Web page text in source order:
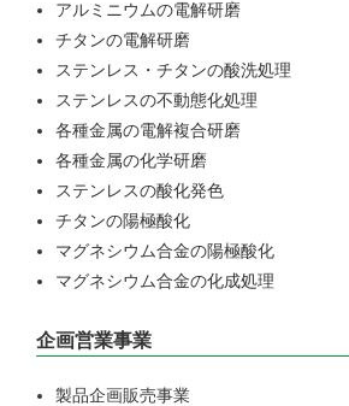
アルミニウムの電解研磨
チタンの電解研磨
ステンレス・チタンの酸洗処理
ステンレスの不動態化処理
各種金属の電解複合研磨
各種金属の化学研磨
ステンレスの酸化発色
チタンの陽極酸化
マグネシウム合金の陽極酸化
マグネシウム合金の化成処理
企画営業事業
製品企画販売事業